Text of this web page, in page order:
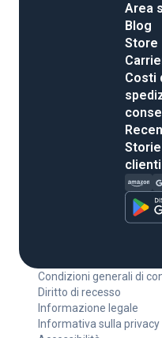
Area
Blog
Store
Costi
clienti
Condizioni generali di
Diritto di recesso
Informazione legale
Informativa sulla privacy